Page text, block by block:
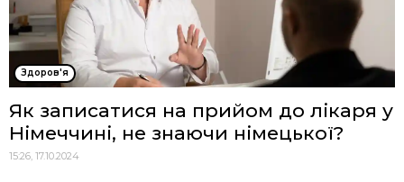
Здоров'я
Як записатися на прийом до лікаря у
Німеччині, не знаючи німецької?
15:26, 17.10.2024